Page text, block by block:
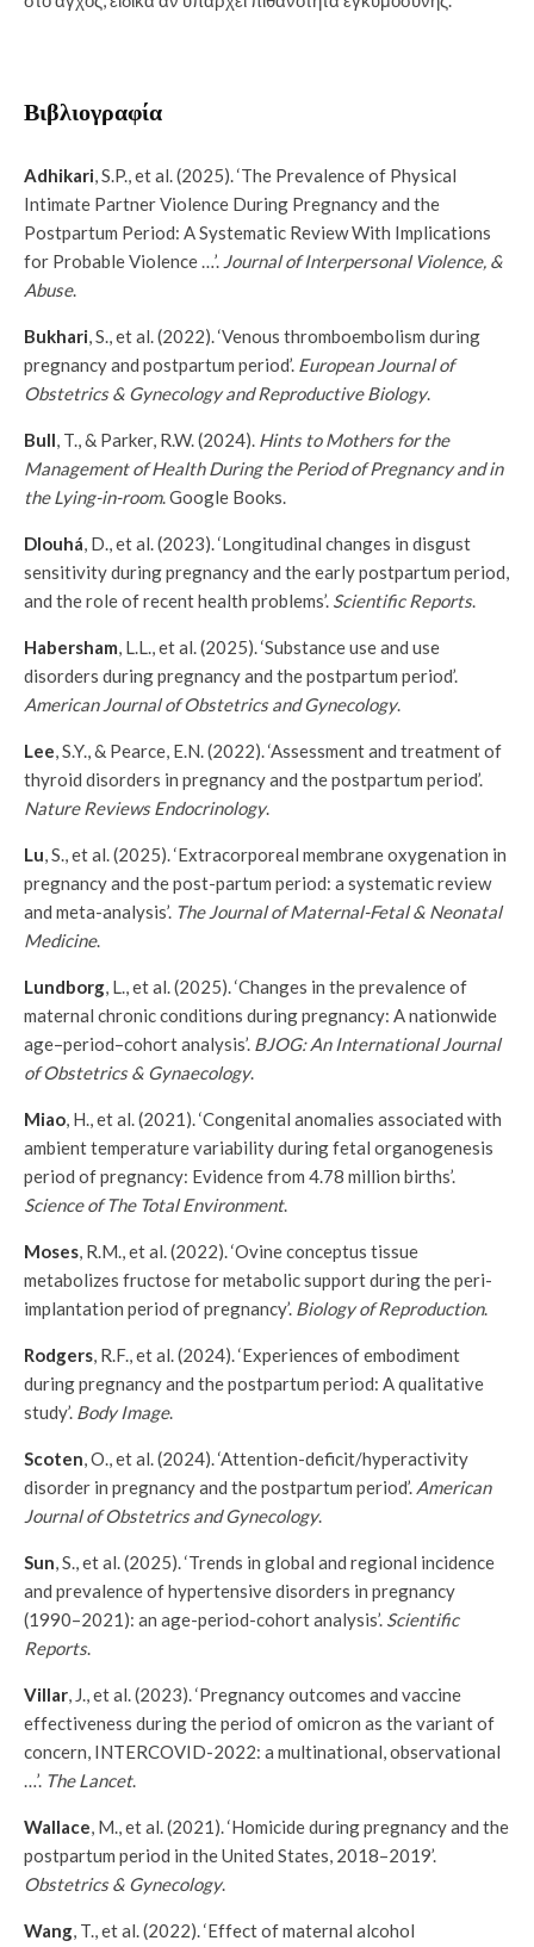
Βιβλιογραφία
Adhikari, S.P., et al. (2025). ‘The Prevalence of Physical
Intimate Partner Violence During Pregnancy and the
Postpartum Period: A Systematic Review With Implications
for Probable Violence …’. Journal of Interpersonal Violence, &
Abuse.
Bukhari, S., et al. (2022). ‘Venous thromboembolism during
pregnancy and postpartum period’. European Journal of
Obstetrics & Gynecology and Reproductive Biology.
Bull, T., & Parker, R.W. (2024). Hints to Mothers for the
Management of Health During the Period of Pregnancy and in
the Lying-in-room. Google Books.
Dlouhá, D., et al. (2023). ‘Longitudinal changes in disgust
sensitivity during pregnancy and the early postpartum period,
and the role of recent health problems’. Scientific Reports.
Habersham, L.L., et al. (2025). ‘Substance use and use
disorders during pregnancy and the postpartum period’.
American Journal of Obstetrics and Gynecology.
Lee, S.Y., & Pearce, E.N. (2022). ‘Assessment and treatment of
thyroid disorders in pregnancy and the postpartum period’.
Nature Reviews Endocrinology.
Lu, S., et al. (2025). ‘Extracorporeal membrane oxygenation in
pregnancy and the post-partum period: a systematic review
and meta-analysis’. The Journal of Maternal-Fetal & Neonatal
Medicine.
Lundborg, L., et al. (2025). ‘Changes in the prevalence of
maternal chronic conditions during pregnancy: A nationwide
age–period–cohort analysis’. BJOG: An International Journal
of Obstetrics & Gynaecology.
Miao, H., et al. (2021). ‘Congenital anomalies associated with
ambient temperature variability during fetal organogenesis
period of pregnancy: Evidence from 4.78 million births’.
Science of The Total Environment.
Moses, R.M., et al. (2022). ‘Ovine conceptus tissue
metabolizes fructose for metabolic support during the peri-
implantation period of pregnancy’. Biology of Reproduction.
Rodgers, R.F., et al. (2024). ‘Experiences of embodiment
during pregnancy and the postpartum period: A qualitative
study’. Body Image.
Scoten, O., et al. (2024). ‘Attention-deficit/hyperactivity
disorder in pregnancy and the postpartum period’. American
Journal of Obstetrics and Gynecology.
Sun, S., et al. (2025). ‘Trends in global and regional incidence
and prevalence of hypertensive disorders in pregnancy
(1990–2021): an age-period-cohort analysis’. Scientific
Reports.
Villar, J., et al. (2023). ‘Pregnancy outcomes and vaccine
effectiveness during the period of omicron as the variant of
concern, INTERCOVID-2022: a multinational, observational
…’. The Lancet.
Wallace, M., et al. (2021). ‘Homicide during pregnancy and the
postpartum period in the United States, 2018–2019’.
Obstetrics & Gynecology.
Wang, T., et al. (2022). ‘Effect of maternal alcohol